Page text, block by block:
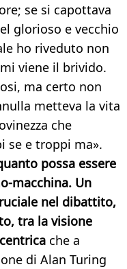
se si capottava
glorioso e vecchio
ho riveduto non
viene il brivido.
ma certo non
metteva la vita
che
se e troppi ma».
possa essere
macchina. Un
nel dibattito,
tra la visione
a che a
di Alan Turing